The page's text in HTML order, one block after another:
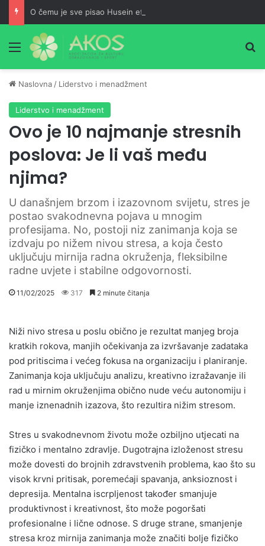
O čemu je sve pisao Husein ef. Đozo
Meni
Naslovna / Liderstvo i menadžment
Liderstvo i menadžment
Ovo je 10 najmanje stresnih
poslova: Je li vaš među
njima?
U današnjem brzom i izazovnom svijetu, stres je
postao svakodnevna pojava u mnogim
profesijama. No, postoji niz zanimanja koja se
izdvaju po nižem nivou stresa, a koja često
uključuju mirnija radna okruženja, fleksibilne
radne uvjete i stabilne odgovornosti.
11/02/2025 317 2 minute čitanja
Niži nivo stresa u poslu obično je rezultat manjeg broja
kratkih rokova, manjih očekivanja za izvršavanje zadataka
pod pritiscima i većeg fokusa na organizaciju i planiranje.
Zanimanja koja uključuju analizu, kreativno izražavanje ili
rad u mirnim okruženjima obično nude veću autonomiju i
manje iznenadnih izazova, što rezultira nižim stresom.
Stres u svakodnevnom životu može ozbiljno utjecati na
fizičko i mentalno zdravlje. Dugotrajna izloženost stresu
može dovesti do brojnih zdravstvenih problema, kao što su
visok krvni pritisak, poremećaji spavanja, anksioznost i
depresija. Mentalna iscrpljenost također smanjuje
produktivnost i kreativnost, što može pogoršati
profesionalne i lične odnose. S druge strane, smanjenje
stresa kroz mirnija zanimanja može značiti bolje fizičko